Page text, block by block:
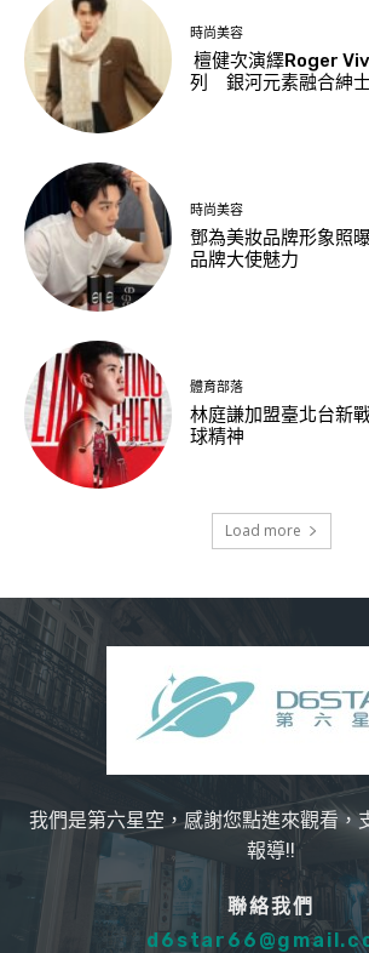
時尚美容
檀健次演繹Roger
列 銀河元素融合紳
時尚美容
鄧為美妝品牌形象照
品牌大使魅力
體育部落
林庭謙加盟臺北台新
球精神
Load more
我們是第六星空，感謝您點進來觀看，
報導!!
聯絡我們